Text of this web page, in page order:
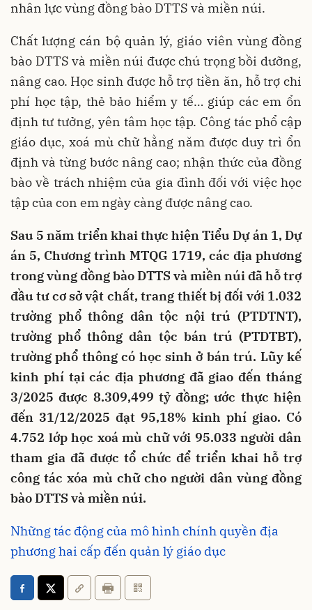
nhân lực vùng đồng bào DTTS và miền núi.
Chất lượng cán bộ quản lý, giáo viên vùng đồng
bào DTTS và miền núi được chú trọng bồi dưỡng,
nâng cao. Học sinh được hỗ trợ tiền ăn, hỗ trợ chi
phí học tập, thẻ bảo hiểm y tế… giúp các em ổn
định tư tưởng, yên tâm học tập. Công tác phổ cập
giáo dục, xoá mù chữ hằng năm được duy trì ổn
định và từng bước nâng cao; nhận thức của đồng
bào về trách nhiệm của gia đình đối với việc học
tập của con em ngày càng được nâng cao.
Sau 5 năm triển khai thực hiện Tiểu Dự án 1, Dự
án 5, Chương trình MTQG 1719, các địa phương
trong vùng đồng bào DTTS và miền núi đã hỗ trợ
đầu tư cơ sở vật chất, trang thiết bị đối với 1.032
trường phổ thông dân tộc nội trú (PTDTNT),
trường phổ thông dân tộc bán trú (PTDTBT),
trường phổ thông có học sinh ở bán trú. Lũy kế
kinh phí tại các địa phương đã giao đến tháng
3/2025 được 8.309,499 tỷ đồng; ước thực hiện
đến 31/12/2025 đạt 95,18% kinh phí giao. Có
4.752 lớp học xoá mù chữ với 95.033 người dân
tham gia đã được tổ chức để triển khai hỗ trợ
công tác xóa mù chữ cho người dân vùng đồng
bào DTTS và miền núi.
Những tác động của mô hình chính quyền địa
phương hai cấp đến quản lý giáo dục